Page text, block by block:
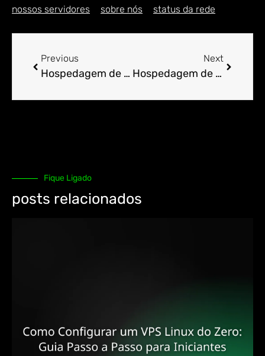
nossos servidores sobre nós status da rede
Previous
Hospedagem de Sites para Engenheiro em Aldeia dos Machacalis
Next
Hospedagem de Sites para Engenheiro em Aldeia Fichada
Fique Ligado
posts relacionados